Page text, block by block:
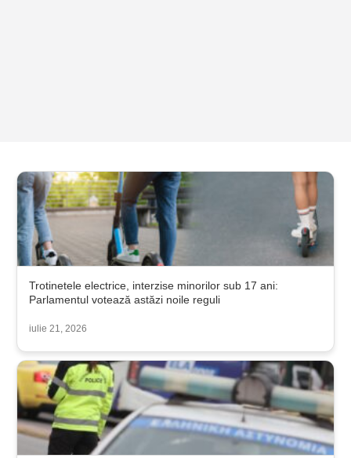
Trotinetele electrice, interzise minorilor sub 17 ani:
Parlamentul votează astăzi noile reguli
iulie 21, 2026